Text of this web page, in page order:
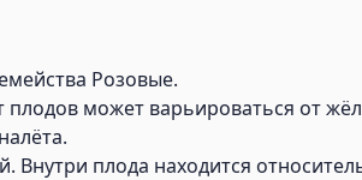
Розовые.
может варьироваться от
плода находится